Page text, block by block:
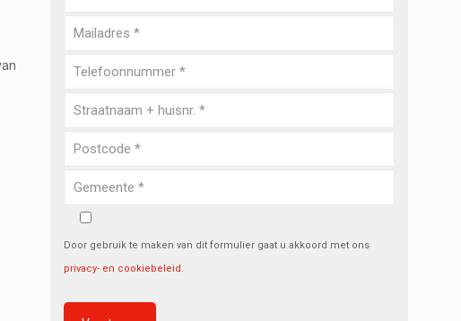
Door gebruik te maken van dit formulier gaat u akkoord met ons
privacy- en cookiebeleid